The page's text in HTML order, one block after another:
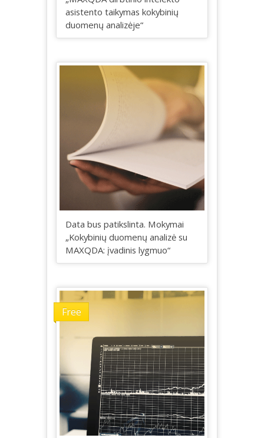
asistento taikymas kokybinių
duomenų analizėje“
Data bus patikslinta. Mokymai
„Kokybinių duomenų analizė su
MAXQDA: įvadinis lygmuo“
Free